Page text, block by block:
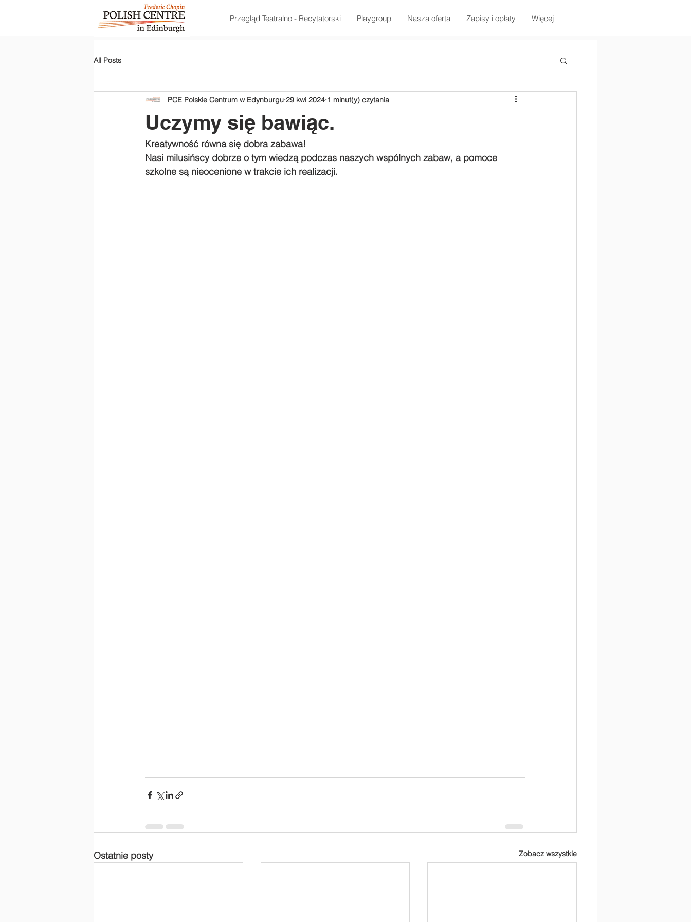
Przegląd Teatralno - Recytatorski Playgroup Nasza oferta Zapisy i opłaty Więcej
All Posts
Uczymy się bawiąc.
PCE Polskie Centrum w Edynburgu 29 kwi 2024 1 minut(y) czytania
Kreatywność równa się dobra zabawa!
Nasi milusińscy dobrze o tym wiedzą podczas naszych wspólnych zabaw, a pomoce
szkolne są nieocenione w trakcie ich realizacji.
Ostatnie posty Zobacz wszystkie